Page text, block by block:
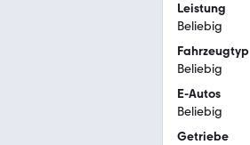
Leistung
Beliebig
Fahrzeugtyp
Beliebig
E-Autos
Beliebig
Getriebe